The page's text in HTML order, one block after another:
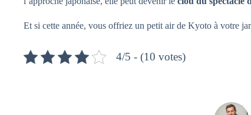
Et si cette année, vous offriez un petit air de Kyoto à votre
4/5 - (10 votes)